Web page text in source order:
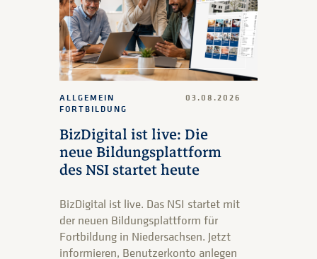
BizDigital ist live: Die
neue Bildungsplattform
des NSI startet heute
ALLGEMEIN
FORTBILDUNG
03.08.2026
BizDigital ist live. Das NSI startet mit
der neuen Bildungsplattform für
Fortbildung in Niedersachsen. Jetzt
informieren, Benutzerkonto anlegen